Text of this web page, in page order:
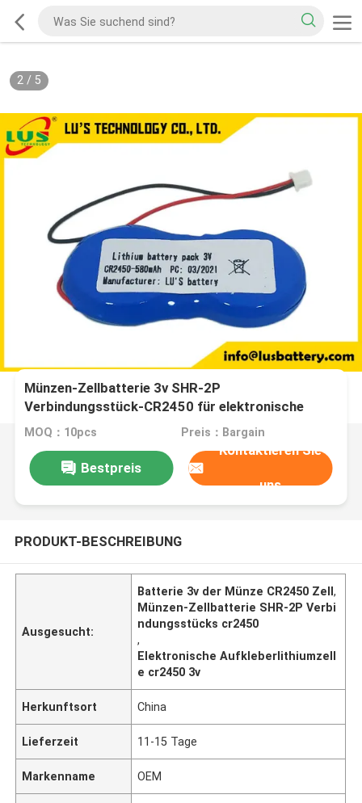
2/ 5
Münzen-Zellbatterie 3v SHR-2P
Verbindungsstück-CR2450 für elektronische
Regal-Aufkleber SES Imagotag
MOQ：10pcs Preis：Bargain
Bestpreis
Kontaktieren Sie
uns
PRODUKT-BESCHREIBUNG
Ausgesucht:
Batterie 3v der Münze CR2450 Zell,
Münzen-Zellbatterie SHR-2P Verbi
ndungsstücks cr2450
,
Elektronische Aufkleberlithiumzell
e cr2450 3v
Herkunftsort China
Lieferzeit 11-15 Tage
Markenname OEM